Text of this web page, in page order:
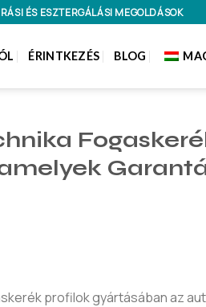
ÉS ESZTERGÁLÁSI MEGOLDÁSOK
ÉRINTKEZÉS BLOG
profilok gyártásában az